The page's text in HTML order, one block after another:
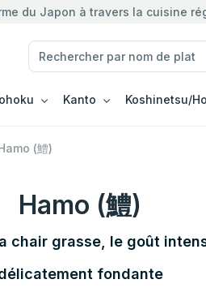
du Japon à travers la cuisine
Kanto Koshinetsu/
(鱧)
Hamo (鱧)
chair grasse, le goût
fondante